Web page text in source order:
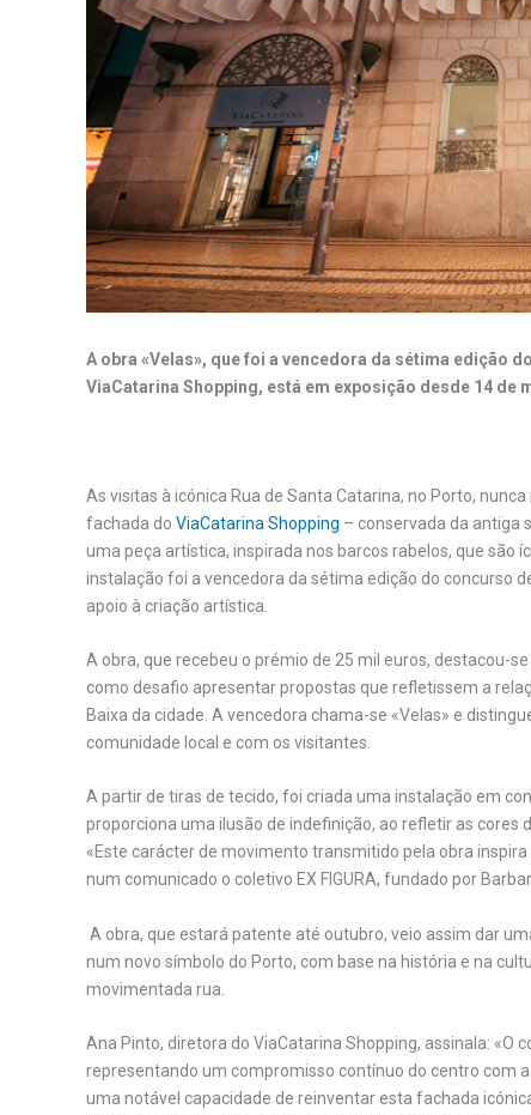
A obra «Velas», que foi a vencedora da sétima edição
ViaCatarina Shopping, está em exposição desde 14 de
As visitas à icónica Rua de Santa Catarina, no Porto,
fachada do ViaCatarina Shopping – conservada da antiga
uma peça artística, inspirada nos barcos rabelos, que são
instalação foi a vencedora da sétima edição do concurso
apoio à criação artística.
A obra, que recebeu o prémio de 25 mil euros, destacou-
como desafio apresentar propostas que refletissem a
Baixa da cidade. A vencedora chama-se «Velas» e
comunidade local e com os visitantes.
A partir de tiras de tecido, foi criada uma instalação em
proporciona uma ilusão de indefinição, ao refletir as cores
«Este carácter de movimento transmitido pela obra
num comunicado o coletivo EX FIGURA, fundado por
A obra, que estará patente até outubro, veio assim dar
num novo símbolo do Porto, com base na história e na
movimentada rua.
Ana Pinto, diretora do ViaCatarina Shopping, assinala: «O
representando um compromisso contínuo do centro com
uma notável capacidade de reinventar esta fachada